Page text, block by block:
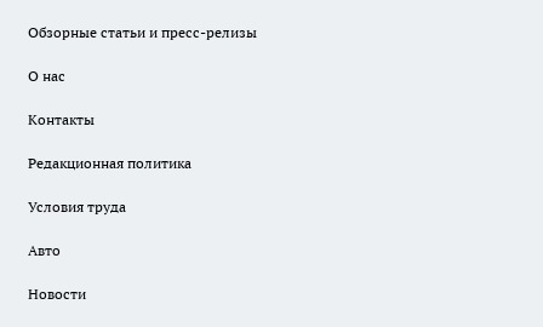
Обзорные статьи и пресс-релизы
О нас
Контакты
Редакционная политика
Условия труда
Авто
Новости